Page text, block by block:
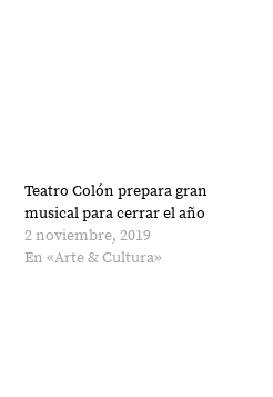
Teatro Colón prepara gran
musical para cerrar el año
2 noviembre, 2019
En «Arte & Cultura»